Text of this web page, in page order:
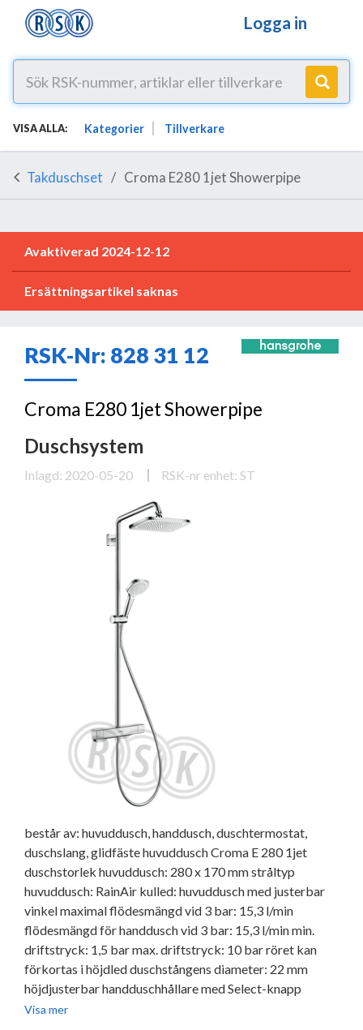
Logga in
VISA ALLA: Kategorier Tillverkare
Takduschset Croma E280 1jet Showerpipe
Avaktiverad 2024-12-12
Ersättningsartikel saknas
RSK-Nr: 828 31 12
Croma E280 1jet Showerpipe
Duschsystem
Inlagd: 2020-05-20 RSK-nr enhet: ST
består av: huvuddusch, handdusch, duschtermostat,
duschslang, glidfäste huvuddusch Croma E 280 1jet
duschstorlek huvuddusch: 280 x 170 mm stråltyp
huvuddusch: RainAir kulled: huvuddusch med justerbar
vinkel maximal flödesmängd vid 3 bar: 15,3 l/min
flödesmängd för handdusch vid 3 bar: 15,3 l/min min.
driftstryck: 1,5 bar max. driftstryck: 10 bar röret kan
förkortas i höjdled duschstångens diameter: 22 mm
höjdjusterbar handduschhållare med Select-knapp
duscharmlängd huvuddusch: 340 mm svängbar
Visa mer